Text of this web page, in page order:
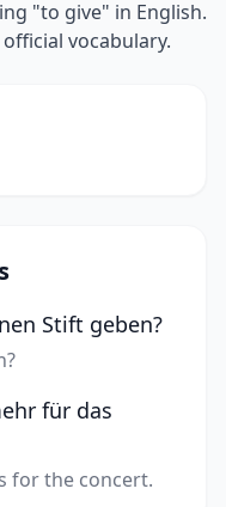
"to give" in English.
vocabulary.
Stift geben?
für das
for the concert.